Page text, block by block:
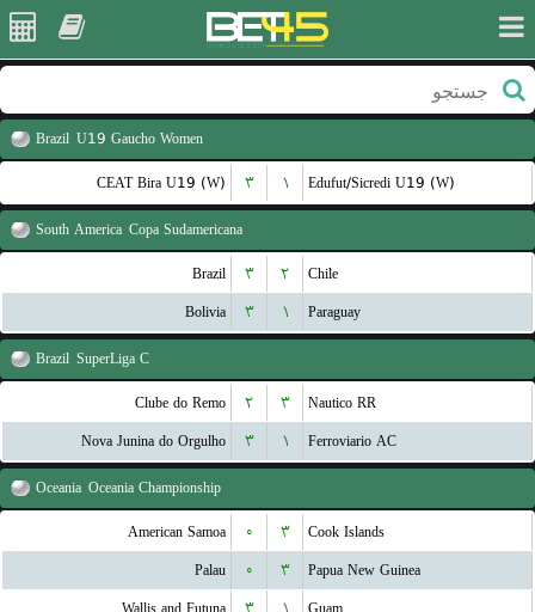
Brazil U19 Gaucho Women
CEAT Bira U19 (W) ۳ ۱ Edufut/Sicredi U19 (W)
South America Copa Sudamericana
Brazil ۳ ۲ Chile
Bolivia ۳ ۱ Paraguay
Brazil SuperLiga C
Clube do Remo ۲ ۳ Nautico RR
Nova Junina do Orgulho ۳ ۱ Ferroviario AC
Oceania Oceania Championship
American Samoa ۰ ۳ Cook Islands
Palau ۰ ۳ Papua New Guinea
Wallis and Futuna ۳ ۱ Guam